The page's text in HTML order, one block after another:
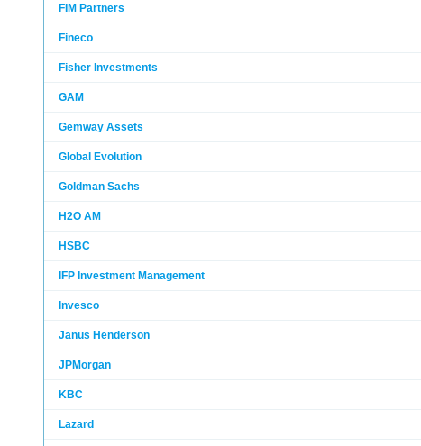
FIM Partners
Fineco
Fisher Investments
GAM
Gemway Assets
Global Evolution
Goldman Sachs
H2O AM
HSBC
IFP Investment Management
Invesco
Janus Henderson
JPMorgan
KBC
Lazard